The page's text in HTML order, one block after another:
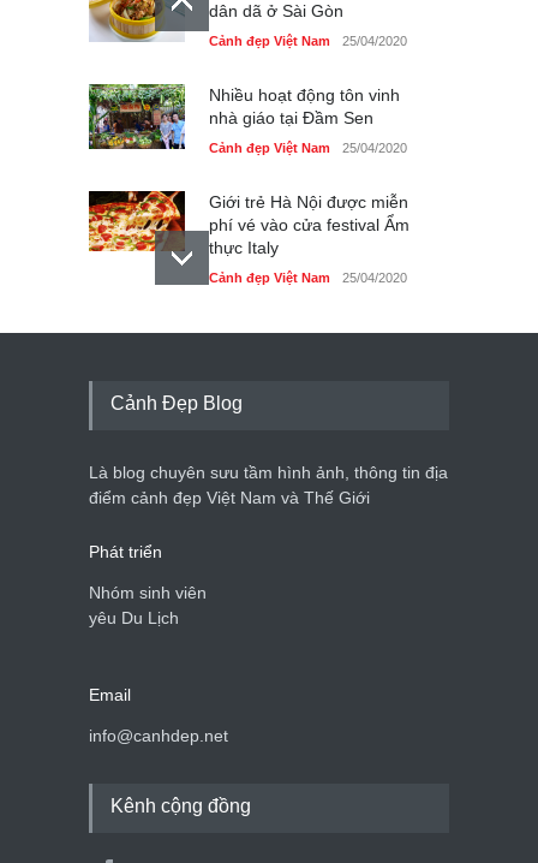
dân dã ở Sài Gòn
Cảnh đẹp Việt Nam 25/04/2020
Nhiều hoạt động tôn vinh
nhà giáo tại Đầm Sen
Cảnh đẹp Việt Nam 25/04/2020
Giới trẻ Hà Nội được miễn
phí vé vào cửa festival Ẩm
thực Italy
Cảnh đẹp Việt Nam 25/04/2020
Tam giác mạch khoe sắc
du lịch quốc gia
Cảnh đẹp Việt Nam 24/04/2020
Cảnh Đẹp Blog
Là blog chuyên sưu tầm hình ảnh, thông tin địa
điểm cảnh đẹp Việt Nam và Thế Giới
Phát triển
Nhóm sinh viên
yêu Du Lịch
Email
info@canhdep.net
Kênh cộng đồng